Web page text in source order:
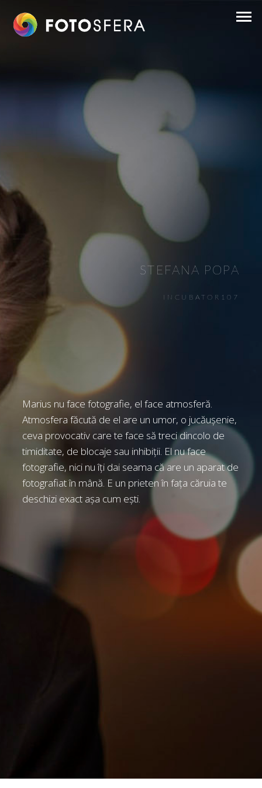
STEFANA POPA
INCUBATOR107
Marius nu face fotografie, el face atmosferă.
Atmosfera făcută de el are un umor, o jucăușenie,
ceva provocativ care te face să treci dincolo de
timiditate, de blocaje sau inhibiții. El nu face
fotografie, nici nu îți dai seama că are un aparat de
fotografiat în mână. E un prieten în fața căruia te
deschizi exact așa cum ești.